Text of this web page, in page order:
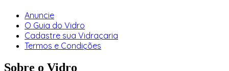
Anuncie
O Guia do Vidro
Cadastre sua Vidraçaria
Termos e Condições
Sobre o Vidro